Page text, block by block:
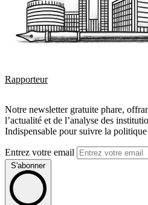
Rapporteur
Notre newsletter gratuite phare,
l’actualité et de l’analyse des
Indispensable pour suivre la politique
Entrez votre email
S'abonner